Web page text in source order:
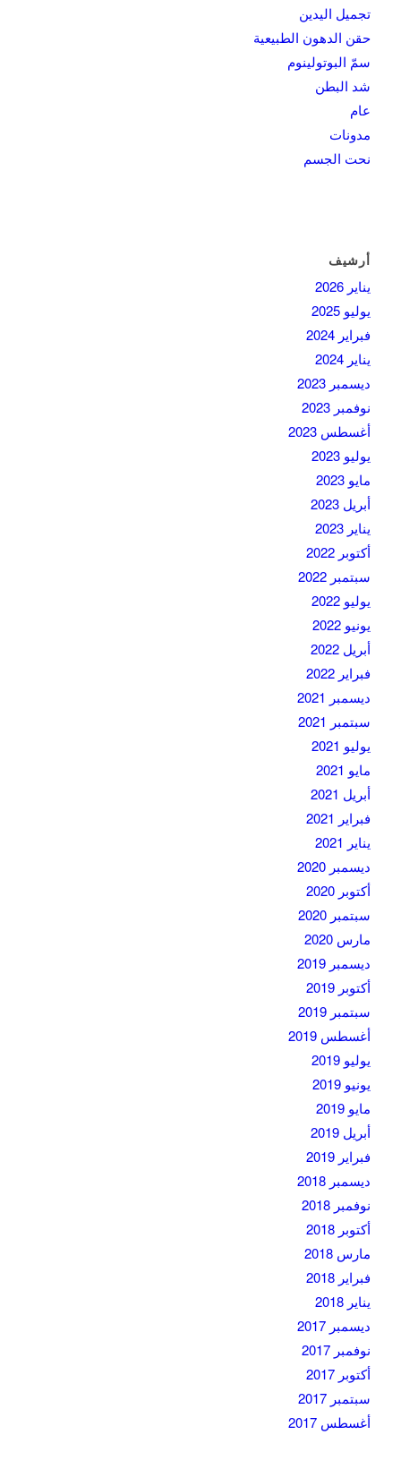
تجميل اليدين
حقن الدهون الطبيعية
سمّ البوتولينوم
شد البطن
عام
مدونات
نحت الجسم
أرشيف
يناير 2026
يوليو 2025
فبراير 2024
يناير 2024
ديسمبر 2023
نوفمبر 2023
أغسطس 2023
يوليو 2023
مايو 2023
أبريل 2023
يناير 2023
أكتوبر 2022
سبتمبر 2022
يوليو 2022
يونيو 2022
أبريل 2022
فبراير 2022
ديسمبر 2021
سبتمبر 2021
يوليو 2021
مايو 2021
أبريل 2021
فبراير 2021
يناير 2021
ديسمبر 2020
أكتوبر 2020
سبتمبر 2020
مارس 2020
ديسمبر 2019
أكتوبر 2019
سبتمبر 2019
أغسطس 2019
يوليو 2019
يونيو 2019
مايو 2019
أبريل 2019
فبراير 2019
ديسمبر 2018
نوفمبر 2018
أكتوبر 2018
مارس 2018
فبراير 2018
يناير 2018
ديسمبر 2017
نوفمبر 2017
أكتوبر 2017
سبتمبر 2017
أغسطس 2017